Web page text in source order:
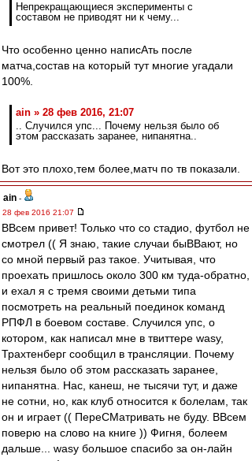
Непрекращающиеся эксперименты с
составом не приводят ни к чему...
Что особенно ценно написАть после
матча,состав на который тут многие угадали
100%.
ain » 28 фев 2016, 21:07
.. Случился упс... Почему нельзя было об
этом рассказать заранее, нипанятна..
Вот это плохо,тем более,матч по тв показали.
ain -
28 фев 2016 21:07
ВВсем привет! Только что со стадио, футбол не
смотрел (( Я знаю, такие случаи быВВают, но
со мной первый раз такое. Учитывая, что
проехать пришлось около 300 км туда-обратно,
и ехал я с тремя своими детьми типа
посмотреть на реальный поединок команд
РПФЛ в боевом составе. Случился упс, о
котором, как написал мне в твиттере wasy,
Трахтенберг сообщил в трансляции. Почему
нельзя было об этом рассказать заранее,
нипанятна. Нас, канеш, не тысячи тут, и даже
не сотни, но, как клуб относится к болелам, так
он и играет (( ПереСМатривать не буду. ВВсем
поверю на слово на книге )) Фигня, болеем
дальше... wasy большое спасибо за он-лайн